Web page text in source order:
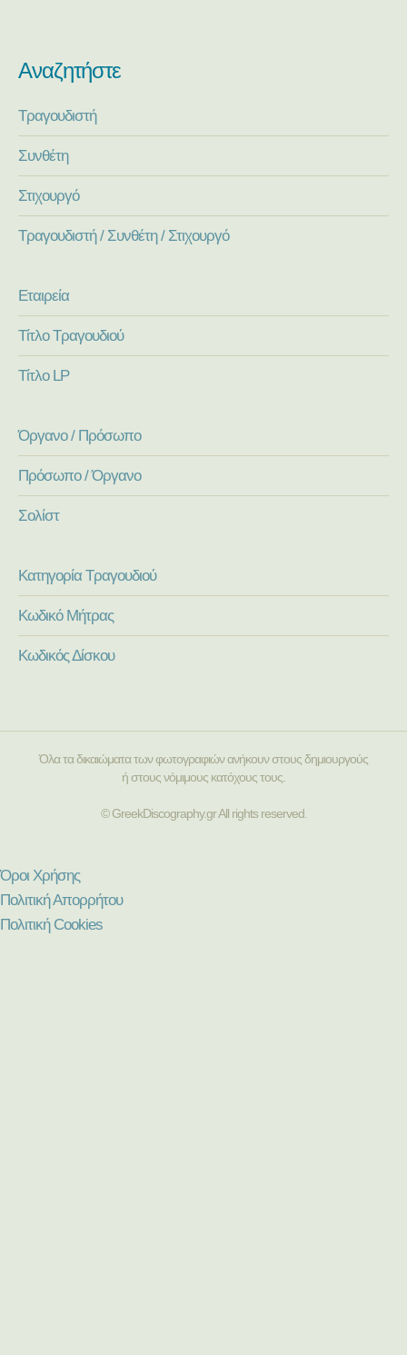
Αναζητήστε
Τραγουδιστή
Συνθέτη
Στιχουργό
Τραγουδιστή / Συνθέτη / Στιχουργό
Εταιρεία
Τίτλο Τραγουδιού
Τίτλο LP
Όργανο / Πρόσωπο
Πρόσωπο / Όργανο
Σολίστ
Κατηγορία Τραγουδιού
Κωδικό Μήτρας
Κωδικός Δίσκου
Όλα τα δικαιώματα των φωτογραφιών ανήκουν στους δημιουργούς
ή στους νόμιμους κατόχους τους.
© GreekDiscography.gr All rights reserved.
Όροι Χρήσης
Πολιτική Απορρήτου
Πολιτική Cookies